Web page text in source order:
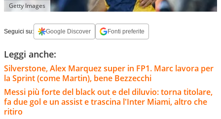
Getty Images
Seguici su: Google Discover Fonti preferite
Leggi anche:
Silverstone, Alex Marquez super in FP1. Marc lavora per
la Sprint (come Martin), bene Bezzecchi
Messi più forte del black out e del diluvio: torna titolare,
fa due gol e un assist e trascina l'Inter Miami, altro che
ritiro